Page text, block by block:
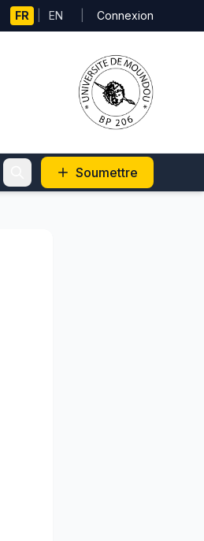
FR EN Connexion
Soumettre